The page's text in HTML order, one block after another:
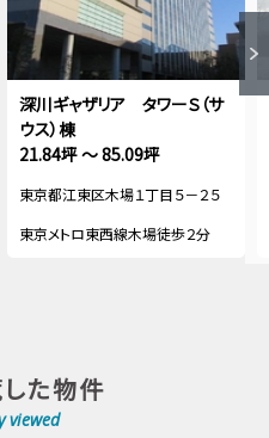
深川ギャザリア タワーＳ（サ
ウス）棟
21.84坪 ～ 85.09坪
東京都江東区木場１丁目５－２５
東京メトロ東西線木場徒歩２分
た物件
viewed